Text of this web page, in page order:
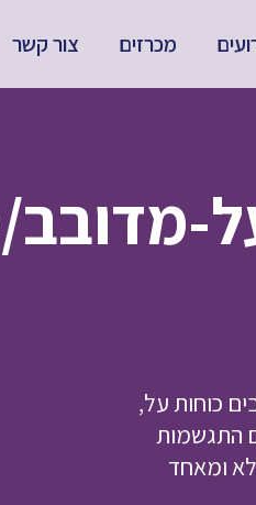
מכרזים צור קשר
כוחות על,
התגשמות
ומאחד